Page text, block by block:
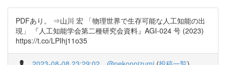
PDFあり。 ⇒山川 宏 「物理世界で生存可能な人工知能の出
現」 『人工知能学会第二種研究会資料』AGI-024 号 (2023)
https://t.co/LPIhj11o35